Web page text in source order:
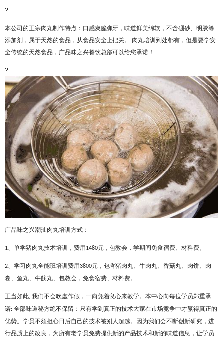
?
本公司的正宗肉丸制作特点：口感爽脆弹牙，味道鲜美绵软，不含硼砂、明胶等
添加剂，属于天然的食品，从食品安全上把关。
肉丸培训到处都有，但是要学安
全传统的天然食品， 广品味之兴餐饮总部可以给您承诺！
?
广品味之兴潮汕肉丸培训方式：
1、单学猪肉丸技术培训，费用 1480元，包教会，学期间免食宿费、材料费。
2、学习肉丸全能班培训费用3800元，包含猪肉丸、牛肉丸、香菇丸、肉饼、肉
卷、鱼丸、牛筋丸、包教会，免食宿费、材料费。
正当如此, 我们不会吹虚作假，一向凭着良心来教学。本中心向每位学员郑重承
诺: 全部味道秘方绝不保留：只有学到真正的技术大家在市场竞争中才赢得真正的
优势。学员不须担心日后自己的技术被别人超越。因为我们会不断创新研究，进
行品质上的改良，为所有老学员免费提供新的产品技术和新的味道信息，让学员